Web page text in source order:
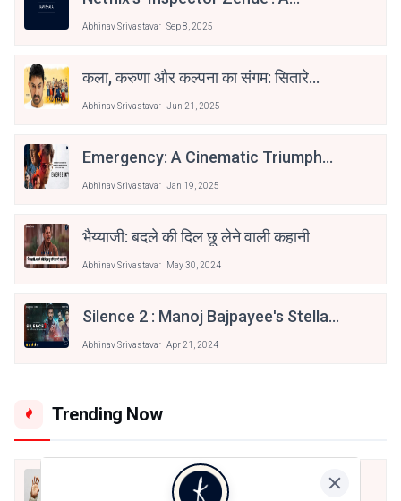
Chase
Abhinav Srivastava Sep 8, 2025
कला, करुणा और कल्पना का संगम: सितारे
Abhinav Srivastava Jun 21, 2025
Emergency: A Cinematic Triumph
Abhinav Srivastava Jan 19, 2025
भैय्याजी: बदले की दिल छू लेने वाली कहानी
Abhinav Srivastava May 30, 2024
Silence 2 : Manoj Bajpayee's Stellar
Crime Thriller | Movie Review
Abhinav Srivastava Apr 21, 2024
Trending Now
मैं शून्य पे सवार हूँ